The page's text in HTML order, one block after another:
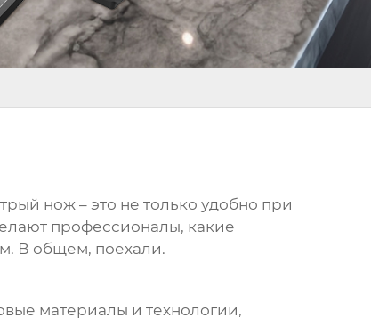
нож – это не только удобно при
профессионалы, какие
В общем, поехали.
материалы и технологии,